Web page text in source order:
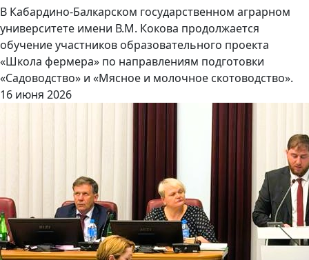
В Кабардино-Балкарском государственном аграрном
университете имени В.М. Кокова продолжается
обучение участников образовательного проекта
«Школа фермера» по направлениям подготовки
«Садоводство» и «Мясное и молочное скотоводство».
16 июня 2026